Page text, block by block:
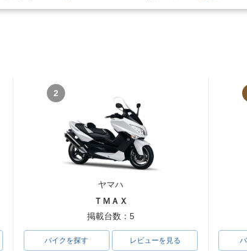
2002年 Ninja ZX-6R・
2001年 Ninja ZX-6R
2000年
2
ヤマハ
ＴＭＡＸ
掲載台数：5
バイクを探す レビューを見る